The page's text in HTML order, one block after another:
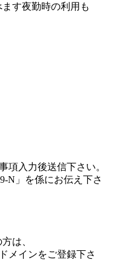
す夜勤時の利用も
項入力後送信下さい。
N」を係にお伝え下さ
は、
メインをご登録下さ